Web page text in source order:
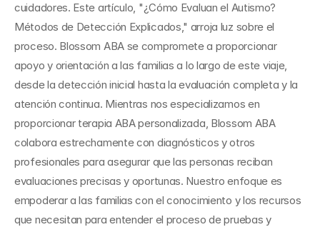
cuidadores. Este artículo, "¿Cómo Evaluan el Autismo?
Métodos de Detección Explicados," arroja luz sobre el
proceso. Blossom ABA se compromete a proporcionar
apoyo y orientación a las familias a lo largo de este viaje,
desde la detección inicial hasta la evaluación completa y la
atención continua. Mientras nos especializamos en
proporcionar terapia ABA personalizada, Blossom ABA
colabora estrechamente con diagnósticos y otros
profesionales para asegurar que las personas reciban
evaluaciones precisas y oportunas. Nuestro enfoque es
empoderar a las familias con el conocimiento y los recursos
que necesitan para entender el proceso de pruebas y